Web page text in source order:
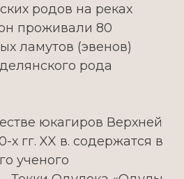
родов на реках
проживали 80
ламутов (эвенов)
рода
юкагиров Верхней
гг. XX в. содержатся в
ученого